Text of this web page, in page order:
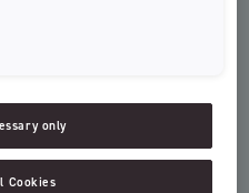
kr. Tävlingen pågår mellan
för att tävla
only
Cookies